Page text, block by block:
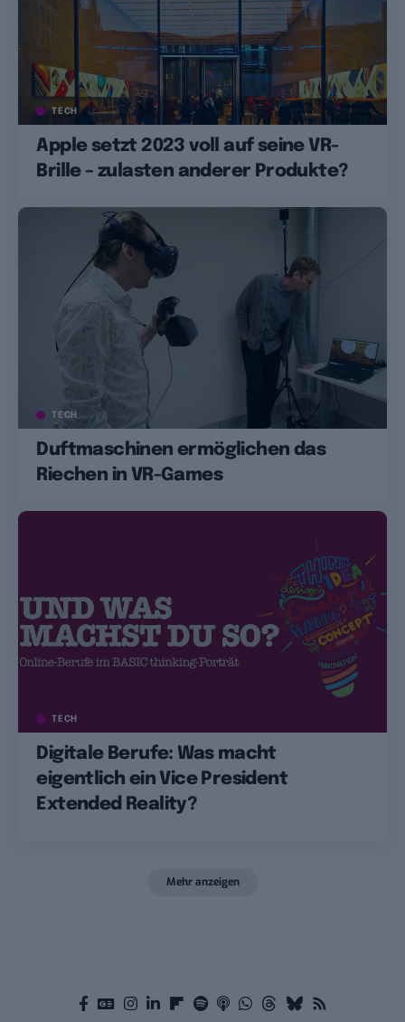
TECH
Apple setzt 2023 voll auf seine VR-
Brille – zulasten anderer Produkte?
TECH
Duftmaschinen ermöglichen das
Riechen in VR-Games
TECH
Digitale Berufe: Was macht
eigentlich ein Vice President
Extended Reality?
Mehr anzeigen